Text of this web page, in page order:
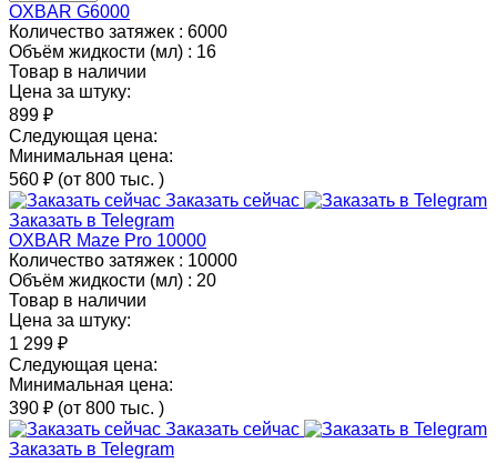
OXBAR G6000
Количество затяжек : 6000
Объём жидкости (мл) : 16
Товар в наличии
Цена за штуку:
899 ₽
Следующая цена:
Минимальная цена:
560 ₽ (от 800 тыс. )
Заказать сейчас
Заказать в Telegram
OXBAR Maze Pro 10000
Количество затяжек : 10000
Объём жидкости (мл) : 20
Товар в наличии
Цена за штуку:
1 299 ₽
Следующая цена:
Минимальная цена:
390 ₽ (от 800 тыс. )
Заказать сейчас
Заказать в Telegram